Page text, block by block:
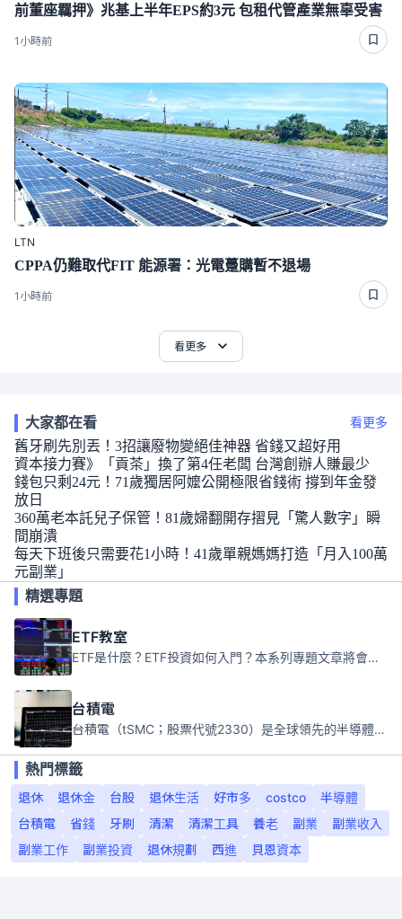
前董座羈押》兆基上半年EPS約3元 包租代管產業無辜受害
1小時前
LTN
CPPA仍難取代FIT 能源署：光電躉購暫不退場
1小時前
看更多
大家都在看 看更多
舊牙刷先別丟！3招讓廢物變絕佳神器 省錢又超好用
資本接力賽》「貢茶」換了第4任老闆 台灣創辦人賺最少
錢包只剩24元！71歲獨居阿嬤公開極限省錢術 撐到年金發
放日
360萬老本託兒子保管！81歲婦翻開存摺見「驚人數字」瞬
間崩潰
每天下班後只需要花1小時！41歲單親媽媽打造「月入100萬
元副業」
精選專題
ETF教室
ETF是什麼？ETF投資如何入門？本系列專題文章將會告訴你新手必須知道的ETF基礎知識。
台積電
台積電（tSMC；股票代號2330）是全球領先的半導體代工公司，成立於1987年，總部位於台灣新竹。且已於美國、日本、德國及中國設廠，台積電是全球首家專業積體電路製造服務公司，也是全球最先進和最大規模的半導體代工廠。
熱門標籤
退休
退休金 台股 退休生活 好市多 costco
半導體
台積電
省錢 牙刷 清潔 清潔工具 養老 副業
副業收入
副業工作
副業投資 退休規劃 西進 貝恩資本